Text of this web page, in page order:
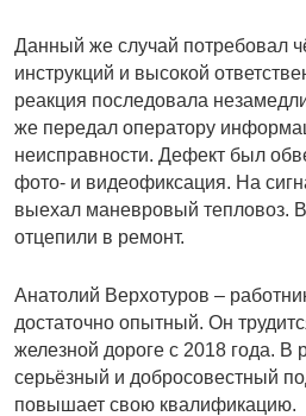
Данный же случай потребовал
инструкций и высокой
реакция последовала
же передал оператору
неисправности. Дефект был
фото- и видеофиксация. На
выехал маневровый тепловоз.
отцепили в ремонт.
Анатолий Верхотуров –
достаточно опытный. Он
железной дороге с 2018 года. В
серьёзный и добросовестный
повышает свою квалификацию.